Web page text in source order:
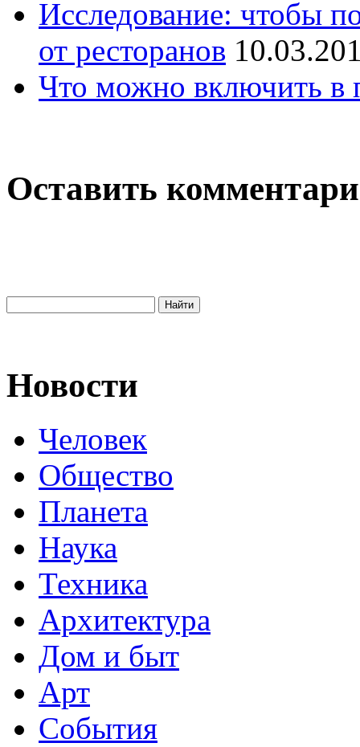
Исследование: чтобы
от ресторанов
Что можно включить в
Оставить
Новости
Человек
Общество
Планета
Наука
Техника
Архитектура
Дом и быт
Арт
События